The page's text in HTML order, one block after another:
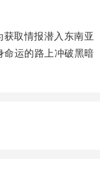
取情报潜入东南亚
命运的路上冲破黑暗